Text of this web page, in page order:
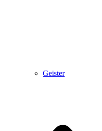
Geister